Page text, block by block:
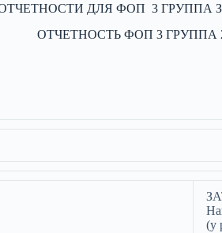
ДЛЯ ФОП 3 ГРУППА
ОТЧЕТНОСТЬ ФОП 3 ГРУППА
(у